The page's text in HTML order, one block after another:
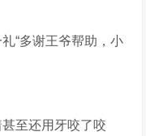
“多谢王爷帮助，小
至还用牙咬了咬